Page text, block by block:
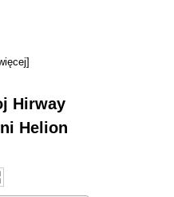
Hirway
Helion